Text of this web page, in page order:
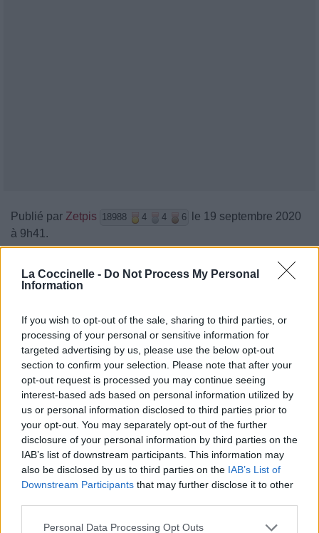
La Coccinelle - Do Not Process My Personal
Information
If you wish to opt-out of the sale, sharing to third parties, or
processing of your personal or sensitive information for
targeted advertising by us, please use the below opt-out
section to confirm your selection. Please note that after your
opt-out request is processed you may continue seeing
interest-based ads based on personal information utilized by
us or personal information disclosed to third parties prior to
your opt-out. You may separately opt-out of the further
disclosure of your personal information by third parties on the
IAB’s list of downstream participants. This information may
also be disclosed by us to third parties on the IAB’s List of
Downstream Participants that may further disclose it to other
Personal Data Processing Opt Outs
Publié par Zetpis 18988 4 4 6
le 19 septembre 2020
à 9h41.
Albums : Reload
Paroles + Traduction Téléchargement
Vidéos
Commentaires
Pour prolonger le plaisir musical :
Vous aimez chanter, apprenez la guitare chez
Télécharger légalement les MP3 sur